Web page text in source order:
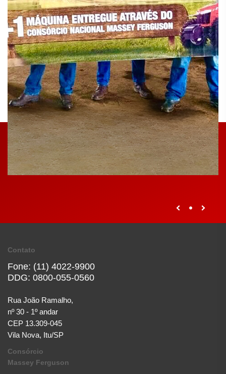
Contato
Fone: (11) 4022-9900
DDG: 0800-055-0560
Rua João Ramalho,
nº 30 - 1º andar
CEP 13.309-045
Vila Nova, Itu/SP
Consórcio
Massey Ferguson